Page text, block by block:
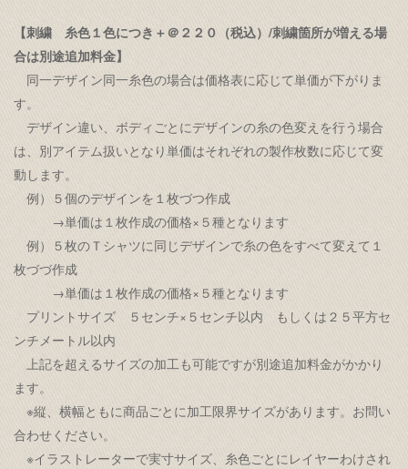
【刺繍 糸色１色につき＋＠２２０（税込）/刺繍箇所が増える場
合は別途追加料金】
同一デザイン同一糸色の場合は価格表に応じて単価が下がりま
す。
デザイン違い、ボディごとにデザインの糸の色変えを行う場合
は、別アイテム扱いとなり単価はそれぞれの製作枚数に応じて変
動します。
例）５個のデザインを１枚づつ作成
→単価は１枚作成の価格×５種となります
例）５枚のＴシャツに同じデザインで糸の色をすべて変えて１
枚づづ作成
→単価は１枚作成の価格×５種となります
プリントサイズ ５センチ×５センチ以内 もしくは２５平方セ
ンチメートル以内
上記を超えるサイズの加工も可能ですが別途追加料金がかかり
ます。
※縦、横幅ともに商品ごとに加工限界サイズがあります。お問い
合わせください。
※イラストレーターで実寸サイズ、糸色ごとにレイヤーわけされ